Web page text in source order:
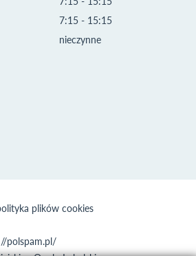
7:15 - 15:15
nieczynne
plików cookies
polspam.pl/